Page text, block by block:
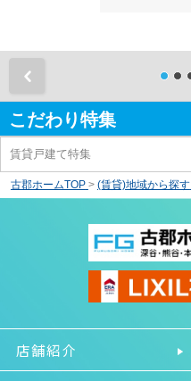
こだわり特集
賃貸戸建て特集
古郡ホームTOP > (賃貸)地域から探す
店舗紹介